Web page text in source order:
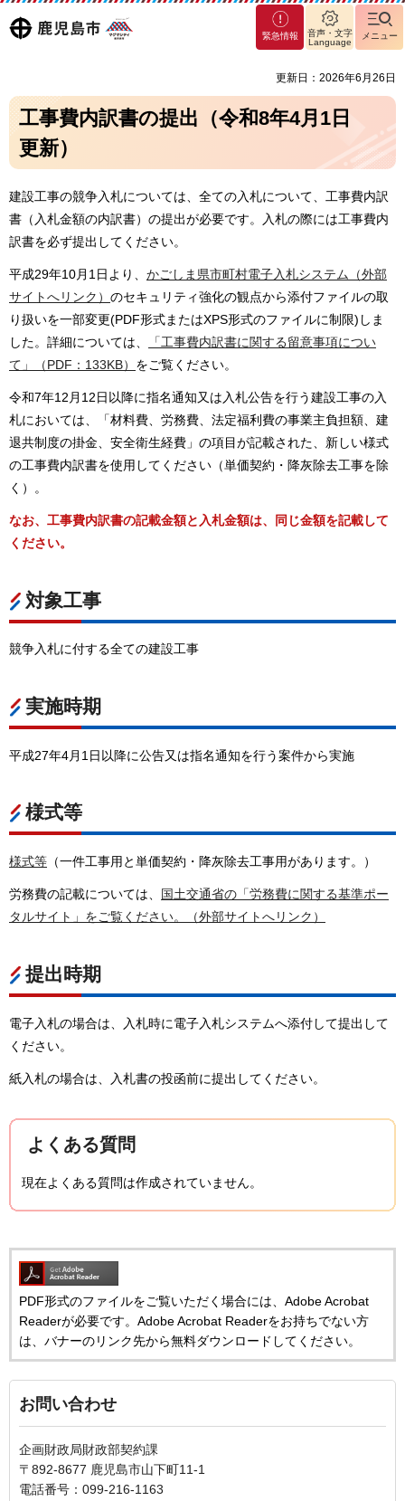
鹿児島
マグ
マシ
緊急情報
音声・文字
Language
メニュー
更新日：2026年6月26日
工事費内訳書の提出（令和8年4月1日
更新）
建設工事の競争入札については、全ての入札について、工事費内訳
書（入札金額の内訳書）の提出が必要です。入札の際には工事費内
訳書を必ず提出してください。
平成29年10月1日より、 かごしま県市町村電子入札システム（外部
サイトへリンク） のセキュリティ強化の観点から添付ファイルの取
り扱いを一部変更(PDF形式またはXPS形式のファイルに制限)しま
した。詳細については、
「工事費内訳書に関する留意事項につい
て」（PDF：133KB） をご覧ください。
令和7年12月12日以降に指名通知又は入札公告を行う建設工事の入
札においては、「材料費、労務費、法定福利費の事業主負担額、建
退共制度の掛金、安全衛生経費」の項目が記載された、新しい様式
の工事費内訳書を使用してください（単価契約・降灰除去工事を除
く）。
なお、工事費内訳書の記載金額と入札金額は、同じ金額を記載して
ください。
対象工事
競争入札に付する全ての建設工事
実施時期
平成27年4月1日以降に公告又は指名通知を行う案件から実施
様式等
様式等 （一件工事用と単価契約・降灰除去工事用があります。）
労務費の記載については、
国土交通省の「労務費に関する基準ポー
タルサイト」をご覧ください。（外部サイトへリンク）
提出時期
電子入札の場合は、入札時に電子入札システムへ添付して提出して
ください。
紙入札の場合は、入札書の投函前に提出してください。
よくある質問
現在よくある質問は作成されていません。
PDF形式のファイルをご覧いただく場合には、Adobe Acrobat
Readerが必要です。Adobe Acrobat Readerをお持ちでない方
は、バナーのリンク先から無料ダウンロードしてください。
お問い合わせ
企画財政局財政部契約課
〒892-8677 鹿児島市山下町11-1
電話番号：099-216-1163